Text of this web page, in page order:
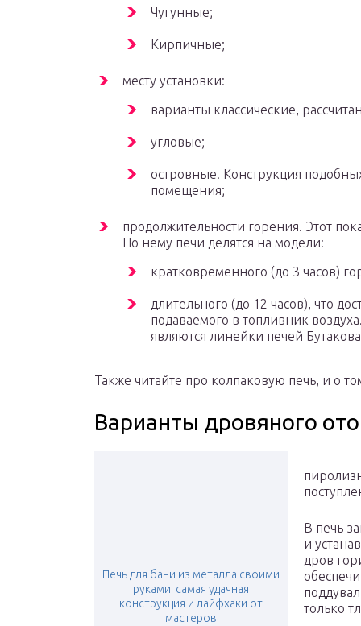
Чугунные;
Кирпичные;
месту установки:
варианты классические,
угловые;
островные. Конструкция
помещения;
продолжительности горения. Этот
По нему печи делятся на модели:
кратковременного (до 3 часов)
длительного (до 12 часов), что
подаваемого в топливник
являются линейки печей
Также читайте про колпаковую печь, и о
Варианты дровяного
Печь для бани из металла своими
руками: самая удачная
конструкция и лайфхаки от
мастеров
В печь
и
дров
только